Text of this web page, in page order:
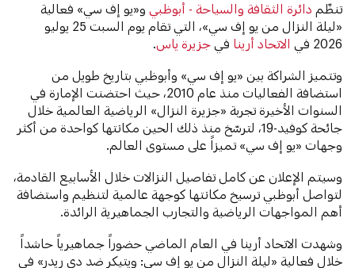
تنظّم دائرة الثقافة والسياحة - أبوظبي و«يو إف سي» فعالية
«ليلة النزال من يو إف سي»، التي تقام يوم السبت 25 يوليو
2026 في
الاتحاد أرينافي جزيرة ياس .
وتتميز الشراكة بين «يو إف سي» وأبوظبي بتاريخ طويل من
استضافة الفعاليات منذ عام 2010، حيث احتضنت الإمارة في
السنوات الأخيرة تجربة «جزيرة النزال» الرياضية العالمية خلال
جائحة كوفيد-19، لترسّخ منذ ذلك الحين مكانتها كواحدة من أكثر
وجهات «يو إف سي» تميزاً على مستوى العالم.
وسيتم الإعلان عن كامل تفاصيل النزالات خلال الأسابيع القادمة،
لتواصل أبوظبي ترسيخ مكانتها كوجهة عالمية لتنظيم واستضافة
أهم المواجهات الرياضية والتجارب الجماهيرية الرائدة.
وشهدت الاتحاد أرينا في العام الماضي حضوراً جماهيرياً حاشداً
خلال فعالية «ليلة النزال من يو إف سي: ويتيكر ضد دي ريدر» في